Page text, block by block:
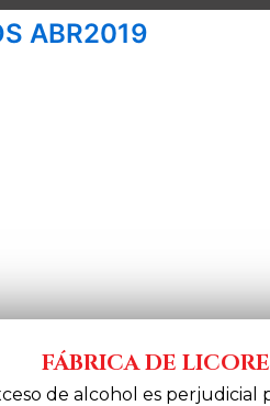
ABR2019
FÁBRICA DE
de alcohol es perjudicial